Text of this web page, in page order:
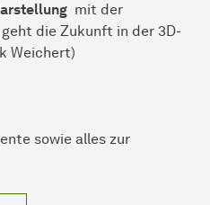
mit der
die Zukunft in der 3D-
Weichert)
sowie alles zur